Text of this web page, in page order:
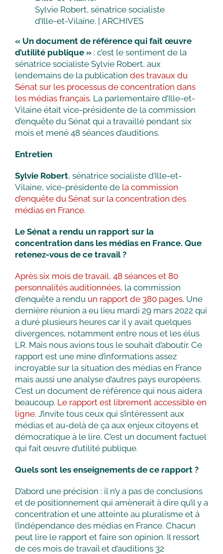
Sylvie Robert, sénatrice socialiste
d’Ille-et-Vilaine. | ARCHIVES
« Un document de référence qui fait œuvre
d’utilité publique » : c’est le sentiment de la
sénatrice socialiste Sylvie Robert, aux
lendemains de la publication des travaux du
Sénat sur les processus de concentration dans
les médias français. La parlementaire d’Ille-et-
Vilaine était vice-présidente de la commission
d’enquête du Sénat qui a travaillé pendant six
mois et mené 48 séances d’auditions.
Entretien
Sylvie Robert, sénatrice socialiste d’Ille-et-
Vilaine, vice-présidente de la commission
d’enquête du Sénat sur la concentration des
médias en France.
Le Sénat a rendu un rapport sur la
concentration dans les médias en France. Que
retenez-vous de ce travail ?
Après six mois de travail, 48 séances et 80
personnalités auditionnées, la commission
d’enquête a rendu un rapport de 380 pages. Une
dernière réunion a eu lieu mardi 29 mars 2022 qui
a duré plusieurs heures car il y avait quelques
divergences, notamment entre nous et les élus
LR. Mais nous avions tous le souhait d’aboutir. Ce
rapport est une mine d’informations assez
incroyable sur la situation des médias en France
mais aussi une analyse d’autres pays européens.
C’est un document de référence qui nous aidera
beaucoup. Le rapport est librement accessible en
ligne. J’invite tous ceux qui s’intéressent aux
médias et au-delà de ça aux enjeux citoyens et
démocratique à le lire. C’est un document factuel
qui fait œuvre d’utilité publique.
Quels sont les enseignements de ce rapport ?
D’abord une précision : il n’y a pas de conclusions
et de positionnement qui amènerait à dire qu’il y a
concentration et une atteinte au pluralisme et à
l’indépendance des médias en France. Chacun
peut lire le rapport et faire son opinion. Il ressort
de ces mois de travail et d’auditions 32